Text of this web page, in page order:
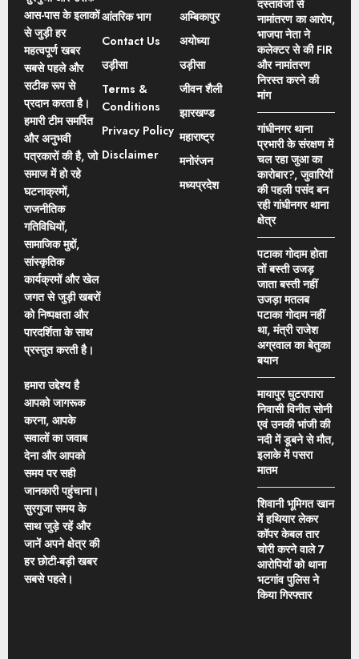
आस-पास के इलाकों
से जुड़ी हर
महत्वपूर्ण खबर
सबसे पहले और
सटीक रूप से
प्रदान करता है।
हमारी टीम समर्पित
और अनुभवी
पत्रकारों की है, जो
समाज में हो रहे
घटनाक्रमों,
राजनीतिक
गतिविधियों,
सामाजिक मुद्दों,
सांस्कृतिक
कार्यक्रमों और खेल
जगत से जुड़ी खबरों
को निष्पक्षता और
पारदर्शिता के साथ
प्रस्तुत करती है।
हमारा उद्देश्य है
आपको जागरूक
करना, आपके
सवालों का जवाब
देना और आपको
समय पर सही
जानकारी पहुंचाना।
सुरगुजा समय के
साथ जुड़े रहें और
जानें अपने क्षेत्र की
हर छोटी-बड़ी खबर
सबसे पहले।
आंतरिक भाग
Contact Us
उड़ीसा
Terms &
Conditions
Privacy Policy
Disclaimer
अम्बिकापुर
अयोध्या
उड़ीसा
जीवन शैली
झारखण्ड
महाराष्ट्र
मनोरंजन
मध्यप्रदेश
दस्तावेजों से
नामांतरण का आरोप,
भाजपा नेता ने
कलेक्टर से की FIR
और नामांतरण
निरस्त करने की
मांग
गांधीनगर थाना
प्रभारी के संरक्षण में
चल रहा जुआ का
कारोबार?, जुवारियों
की पहली पसंद बन
रही गांधीनगर थाना
क्षेत्र
पटाका गोदाम होता
तों बस्ती उजड़
जाता बस्ती नहीं
उजड़ा मतलब
पटाका गोदाम नहीं
था, मंत्री राजेश
अग्रवाल का बेतुका
बयान
मायापुर घुटरापारा
निवासी विनीत सोनी
एवं उनकी भांजी की
नदी में डूबने से मौत,
इलाके में पसरा
मातम
शिवानी भूमिगत खान
में हथियार लेकर
कॉपर केबल तार
चोरी करने वाले 7
आरोपियों को थाना
भटगांव पुलिस ने
किया गिरफ्तार